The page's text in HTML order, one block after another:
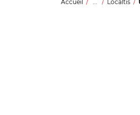
Accueil ... Localtis